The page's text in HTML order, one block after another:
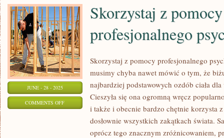
JUNE - 28 - 2025
COMMENTS OFFON
Skorzystaj z pomocy
profesjonalnego
Skorzystaj z pomocy profesjonalnego
musimy chyba nawet mówić o tym, że
najbardziej podstawowych ozdób ciała
Cieszyła się ona ogromną wręcz
i także i obecnie bardzo chętnie korzysta
dosłownie wszystkich zakątkach świata.
oprócz tego znacznym zróżnicowaniem,